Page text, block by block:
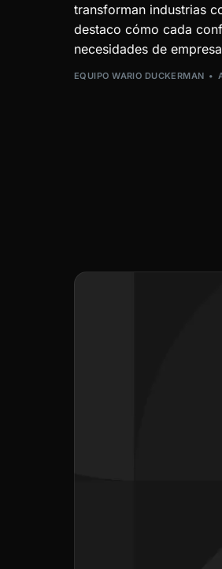
transforman industrias
destaco cómo cada
necesidades de
EQUIPO WARIO DUCKERMAN